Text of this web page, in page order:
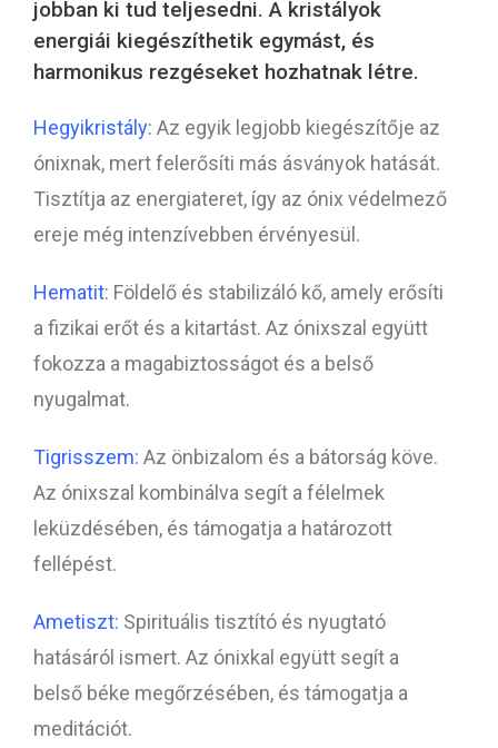
jobban ki tud teljesedni. A kristályok
energiái kiegészíthetik egymást, és
harmonikus rezgéseket hozhatnak létre.
Hegyikristály: Az egyik legjobb kiegészítője az
ónixnak, mert felerősíti más ásványok hatását.
Tisztítja az energiateret, így az ónix védelmező
ereje még intenzívebben érvényesül.
Hematit: Földelő és stabilizáló kő, amely erősíti
a fizikai erőt és a kitartást. Az ónixszal együtt
fokozza a magabiztosságot és a belső
nyugalmat.
Tigrisszem: Az önbizalom és a bátorság köve.
Az ónixszal kombinálva segít a félelmek
leküzdésében, és támogatja a határozott
fellépést.
Ametiszt: Spirituális tisztító és nyugtató
hatásáról ismert. Az ónixkal együtt segít a
belső béke megőrzésében, és támogatja a
meditációt.